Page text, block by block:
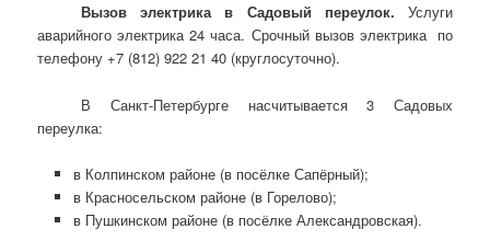
Вызов электрика в Садовый переулок. Услуги
аварийного электрика 24 часа. Срочный вызов электрика по
телефону +7 (812) 922 21 40 (круглосуточно).
В Санкт-Петербурге насчитывается 3 Садовых
переулка:
в Колпинском районе (в посёлке Сапёрный);
в Красносельском районе (в Горелово);
в Пушкинском районе (в посёлке Александровская).